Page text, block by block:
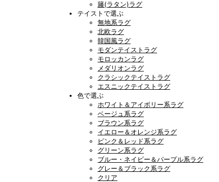
籐(ラタン)ラグ
テイストで選ぶ
無地系ラグ
北欧ラグ
韓国風ラグ
モダンテイストラグ
モロッカンラグ
メダリオンラグ
クラシックテイストラグ
エスニックテイストラグ
色で選ぶ
ホワイト＆アイボリー系ラグ
ベージュ系ラグ
ブラウン系ラグ
イエロー＆オレンジ系ラグ
ピンク＆レッド系ラグ
グリーン系ラグ
ブルー・ネイビー＆パープル系ラグ
グレー＆ブラック系ラグ
クリア